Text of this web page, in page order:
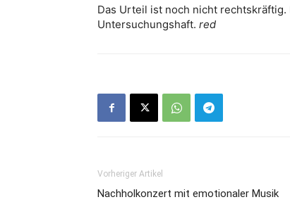
Das Urteil ist noch nicht
Untersuchungshaft. red
Vorheriger Artikel
Nachholkonzert mit emotionaler Musik